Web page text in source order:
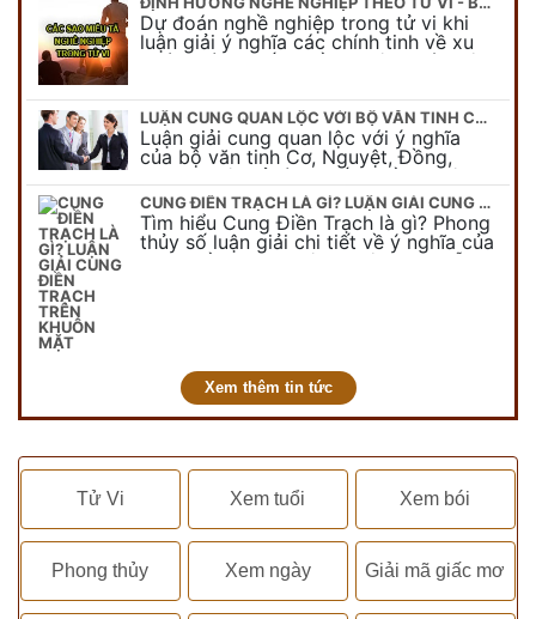
Dự đoán nghề nghiệp trong tử vi khi
luận giải ý nghĩa các chính tinh về xu
hướng tính chất nghề nghiệp, mức độ
LUẬN CUNG QUAN LỘC VỚI BỘ VĂN TINH CƠ NGUYỆT, ĐỒNG, LƯƠNG!
Luận giải cung quan lộc với ý nghĩa
của bộ văn tinh Cơ, Nguyệt, Đồng,
Lương miêu tả tính chất nghề nghiệp
của từng sao. Xem chi tiết về cung… CUNG ĐIỀN TRẠCH LÀ GÌ? LUẬN GIẢI CUNG ĐIỀN TRẠCH TRÊN KHUÔN MẶT
Tìm hiểu Cung Điền Trạch là gì? Phong
thủy số luận giải chi tiết về ý nghĩa của
cung Điền Trạch trên khuôn mặt mỗi
Xem thêm tin tức
Tử Vi Xem tuổi Xem bói
Phong thủy Xem ngày Giải mã giấc mơ